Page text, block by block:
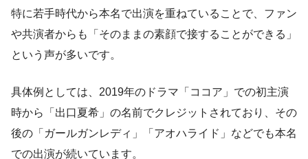
特に若手時代から本名で出演を重ねていることで、ファン
や共演者からも「そのままの素顔で接することができる」
という声が多いです。
具体例としては、2019年のドラマ「ココア」での初主演
時から「出口夏希」の名前でクレジットされており、その
後の「ガールガンレディ」「アオハライド」などでも本名
での出演が続いています。